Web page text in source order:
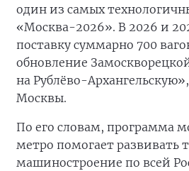
один из самых
«Москва-2026». В 2026 и
поставку суммарно 700
обновление
на Рублёво-
Москвы.
По его словам, программа
метро помогает развивать
машиностроение по всей